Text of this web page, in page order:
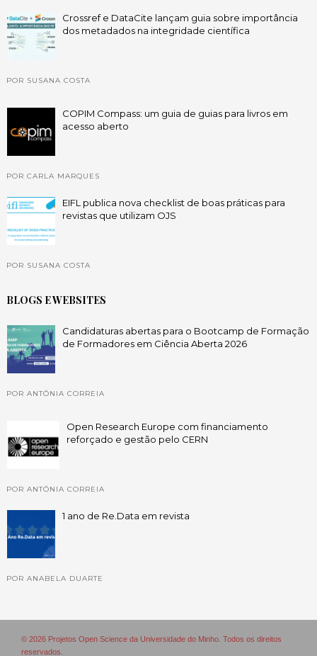
Crossref e DataCite lançam guia sobre importância
dos metadados na integridade científica
POR SUSANA COSTA
COPIM Compass: um guia de guias para livros em
acesso aberto
POR CARLA MARQUES
EIFL publica nova checklist de boas práticas para
revistas que utilizam OJS
POR SUSANA COSTA
BLOGS E WEBSITES
Candidaturas abertas para o Bootcamp de Formação
de Formadores em Ciência Aberta 2026
POR ANTÓNIA CORREIA
Open Research Europe com financiamento
reforçado e gestão pelo CERN
POR ANTÓNIA CORREIA
1 ano de Re.Data em revista
POR ANABELA DUARTE
© 2026 Projetos Open Science da Universidade do Minho. Todos os direitos
reservados.